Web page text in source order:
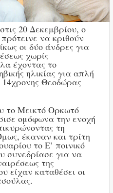
20 Δεκεμβρίου, ο
να κριθούν
οι δύο άνδρες για
χωρίς
έχοντας το
ηλικίας για απλή
Θεοδώρας
το Μεικτό Ορκωτό
ομόφωνα την ενοχή
τη
έκαναν και τρίτη
το Ε’ ποινικό
συνεδρίασε για να
της
είχαν καταθέσει οι